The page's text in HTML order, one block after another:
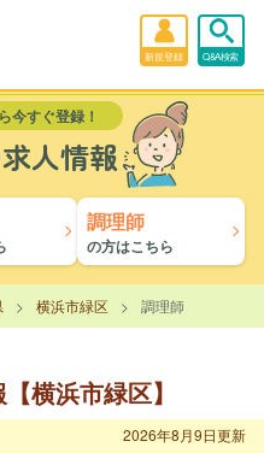
新規登録 Q&A検索
今すぐ登録！
人情報
調理師
の方はこちら
横浜市緑区 調理師
横浜市緑区】
2026年8月9日更新